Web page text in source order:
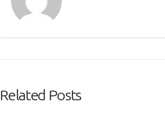
Related Posts